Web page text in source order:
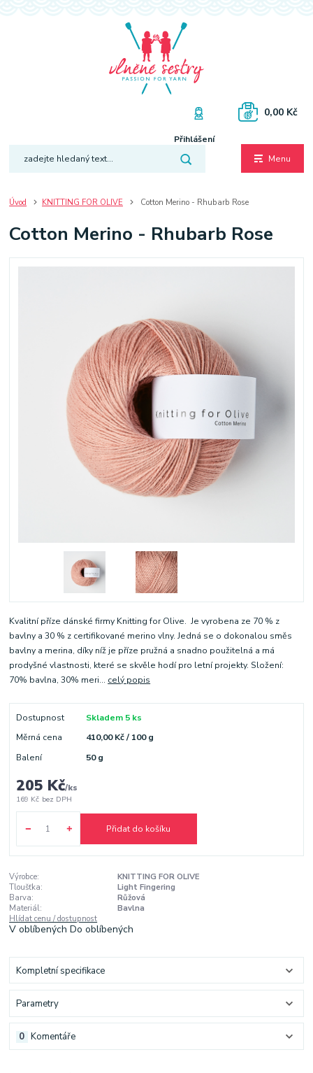
Menu
Přihlášení
0,00 Kč
Úvod KNITTING FOR OLIVE Cotton Merino - Rhubarb Rose
Cotton Merino - Rhubarb Rose
Kvalitní příze dánské firmy Knitting for Olive. Je vyrobena ze 70 % z
bavlny a 30 % z certifikované merino vlny. Jedná se o dokonalou směs
bavlny a merina, díky níž je příze pružná a snadno použitelná a má
prodyšné vlastnosti, které se skvěle hodí pro letní projekty. Složení:
70% bavlna, 30% meri... celý popis
Dostupnost
Skladem 5 ks
Měrná cena
410,00 Kč / 100 g
Balení
50 g
205 Kč/ks
169 Kč bez DPH
Přidat do košíku
Výrobce:
KNITTING FOR OLIVE
Tloušťka:
Light Fingering
Barva:
Růžová
Materiál:
Bavlna
Hlídat cenu / dostupnost
V oblíbenýchDo oblíbených
Kompletní specifikace
Parametry
Komentáře
0